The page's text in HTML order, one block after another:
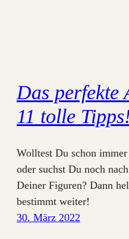
Das perfekte
11 tolle
Wolltest Du schon
oder suchst Du noch
Deiner Figuren? Dann
bestimmt weiter!
30. März 2022